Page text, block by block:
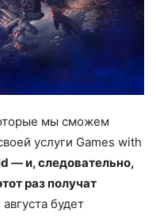
мы сможем
услуги Games with
— и, следовательно,
раз получат
августа будет